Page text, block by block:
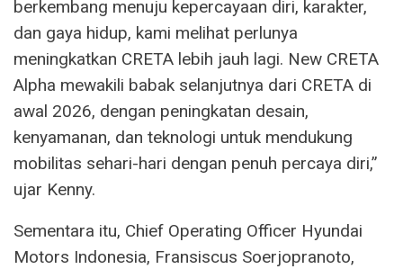
berkembang menuju kepercayaan diri, karakter,
dan gaya hidup, kami melihat perlunya
meningkatkan CRETA lebih jauh lagi. New CRETA
Alpha mewakili babak selanjutnya dari CRETA di
awal 2026, dengan peningkatan desain,
kenyamanan, dan teknologi untuk mendukung
mobilitas sehari-hari dengan penuh percaya diri,”
ujar Kenny.
Sementara itu, Chief Operating Officer Hyundai
Motors Indonesia, Fransiscus Soerjopranoto,